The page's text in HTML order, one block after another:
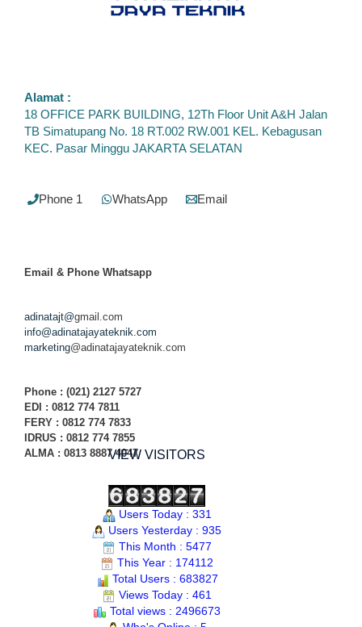
Alamat :
18 OFFICE PARK BUILDING, 12Th Floor Unit A&H Jalan
TB Simatupang No. 18 RT.002 RW.001 KEL. Kebagusan
KEC. Pasar Minggu JAKARTA SELATAN
Phone 1 WhatsApp Email
Email & Phone Whatsapp
adinatajt@gmail.com
info@adinatajayateknik.com
marketing@adinatajayateknik.com
Phone : (021) 2127 5727
EDI : 0812 774 7811
FERY : 0812 774 7833
IDRUS : 0812 774 7855
ALMA : 0813 8887 4047VIEW VISITORS
Users Today : 331
Users Yesterday : 935
This Month : 5477
This Year : 174112
Total Users : 683827
Views Today : 461
Total views : 2496673